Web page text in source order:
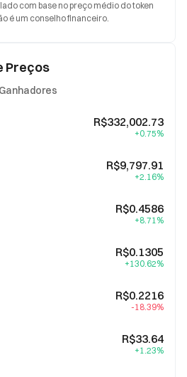
com base no preço médio do token
é um conselho financeiro.
Preços
Ganhadores
R$332,002.73
+0.75%
R$9,797.91
+2.16%
R$0.4586
+8.71%
R$0.1305
+130.62%
R$0.2216
-18.39%
R$33.64
+1.23%